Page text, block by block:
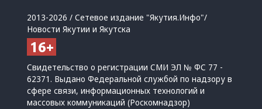
2013-2026 / Сетевое издание "Якутия.Инфо"/
Новости Якутии и Якутска
Свидетельство о регистрации СМИ ЭЛ № ФС 77 -
62371. Выдано Федеральной службой по надзору в
сфере связи, информационных технологий и
массовых коммуникаций (Роскомнадзор)